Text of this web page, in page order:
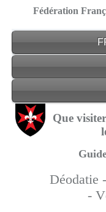
Fédération
Que
Déodatie -
-